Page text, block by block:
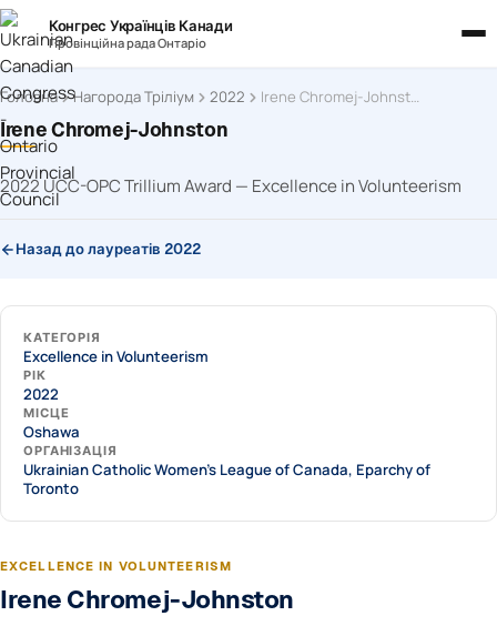
Конгрес Українців Канади
Провінційна рада Онтаріо
Головна Нагорода Тріліум 2022 Irene Chromej-Johnston
Irene Chromej-Johnston
2022 UCC-OPC Trillium Award — Excellence in Volunteerism
Назад до лауреатів 2022
КАТЕГОРІЯ
Excellence in Volunteerism
РІК
2022
МІСЦЕ
Oshawa
ОРГАНІЗАЦІЯ
Ukrainian Catholic Women's League of Canada, Eparchy of
Toronto
EXCELLENCE IN VOLUNTEERISM
Irene Chromej-Johnston